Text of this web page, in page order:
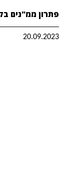
פתרון ממ"נים
20.09.2023